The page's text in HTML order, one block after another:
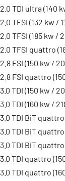
2.0 TDI ultra (140
2.0 TFSI (132 kw /
2.0 TFSI (185 kw /
2.0 TFSI quattro
2.8 FSI (150 kw /
2.8 FSI quattro
3.0 TDI (150 kw /
3.0 TDI (160 kw /
3.0 TDI BiT
3.0 TDI BiT
3.0 TDI BiT
3.0 TDI quattro
3.0 TDI quattro